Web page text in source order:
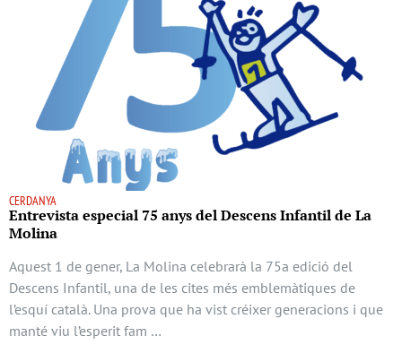
CERDANYA
Entrevista especial 75 anys del Descens Infantil de La
Molina
Aquest 1 de gener, La Molina celebrarà la 75a edició del
Descens Infantil, una de les cites més emblemàtiques de
l’esquí català. Una prova que ha vist créixer generacions i que
manté viu l’esperit fam …